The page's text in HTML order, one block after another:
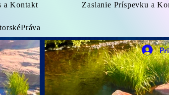
a Kontakt Zaslanie Príspevku a